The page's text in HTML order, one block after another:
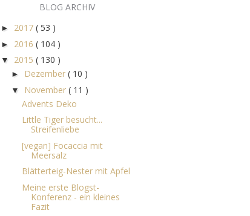
BLOG ARCHIV
► 2017 ( 53 )
► 2016 ( 104 )
▼ 2015 ( 130 )
► Dezember ( 10 )
▼ November ( 11 )
Advents Deko
Little Tiger besucht...
Streifenliebe
[vegan] Focaccia mit
Meersalz
Blätterteig-Nester mit Apfel
Meine erste Blogst-
Konferenz - ein kleines
Fazit